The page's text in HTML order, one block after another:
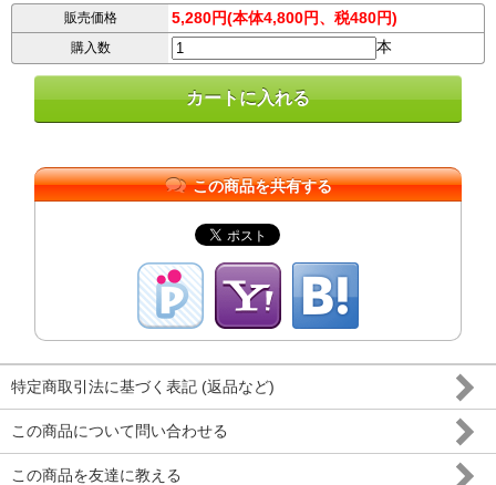
販売価格 5,280円(本体4,800円、税480円)
購入数 本
この商品を共有する
特定商取引法に基づく表記 (返品など)
この商品について問い合わせる
この商品を友達に教える